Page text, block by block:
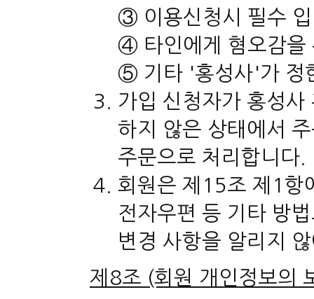
③ 이용신청시 필수
④ 타인에게 혐오감을
⑤ 기타 '홍성사'가 정
가입 신청자가 홍성
하지 않은 상태에서
주문으로 처리합니다.
회원은 제15조 제1항
전자우편 등 기타 방
변경 사항을 알리지
제8조 (회원 개인정보의